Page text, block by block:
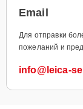
Email
Для отправки
пожеланий и
info@leica-